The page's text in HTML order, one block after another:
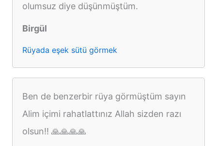
olumsuz diye düşünmüştüm.
Birgül
Rüyada eşek sütü görmek
Ben de benzerbir rüya görmüştüm sayın
Alim içimi rahatlattınız Allah sizden razı
olsun!! 🙏🙏🙏🙏